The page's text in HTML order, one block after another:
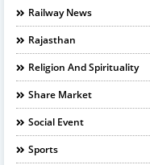
Railway News
Rajasthan
Religion And Spirituality
Share Market
Social Event
Sports